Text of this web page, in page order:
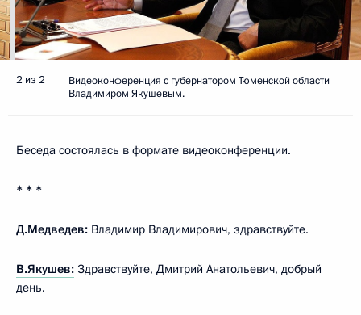
2 из 2
Видеоконференция с губернатором Тюменской области
Владимиром Якушевым.
Беседа состоялась в формате видеоконференции.
* * *
Д.Медведев: Владимир Владимирович, здравствуйте.
В.Якушев: Здравствуйте, Дмитрий Анатольевич, добрый
день.